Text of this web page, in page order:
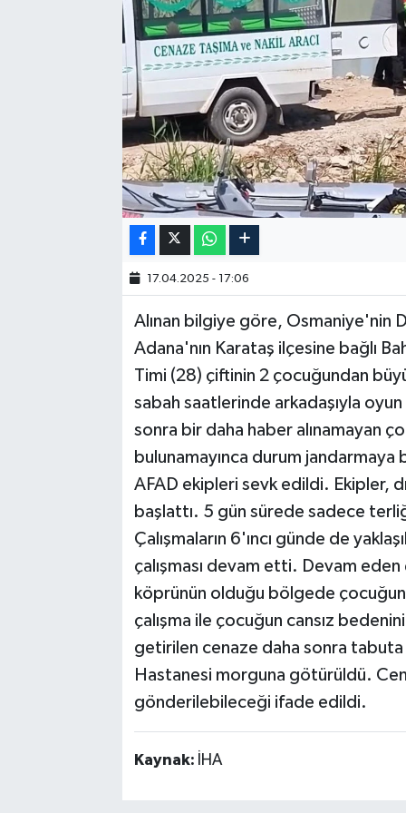
17.04.2025 - 17:06
Alınan bilgiye göre, Osmaniye'nin
Adana'nın Karataş ilçesine bağlı
Timi (28) çiftinin 2 çocuğundan
sabah saatlerinde arkadaşıyla oyun
sonra bir daha haber alınamayan
bulunamayınca durum
AFAD ekipleri sevk edildi. Ekipler,
başlattı. 5 gün sürede sadece
Çalışmaların 6'ıncı günde de
çalışması devam etti. Devam eden
köprünün olduğu bölgede
çalışma ile çocuğun cansız
getirilen cenaze daha sonra tabuta
Hastanesi morguna götürüldü.
gönderilebileceği ifade edildi.
Kaynak: İHA